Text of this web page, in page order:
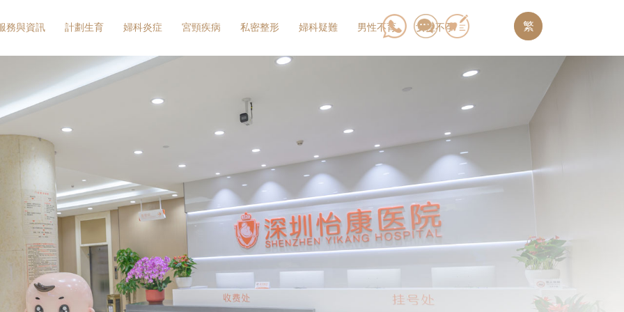
務與資訊 計劃生育 婦科炎症 宮頸疾病 私密整形 婦科疑難 男性不育 女性不孕 繁